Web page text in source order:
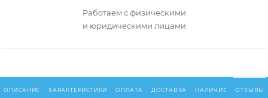
Работаем с физическими
и юридическими лицами
ОПИСАНИЕ ХАРАКТЕРИСТИКИ ОПЛАТА ДОСТАВКА НАЛИЧИЕ ОТЗЫВЫ